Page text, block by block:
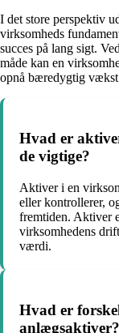
I det store perspektiv
virksomheds
succes på lang sigt.
måde kan en
opnå bæredygtig
Hvad er
de vigtige?
Aktiver i en
eller kontrollerer,
fremtiden. Aktiver
virksomhedens
værdi.
Hvad er
anlægsaktiver?